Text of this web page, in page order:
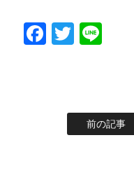
Facebook
Twitter
前の記事